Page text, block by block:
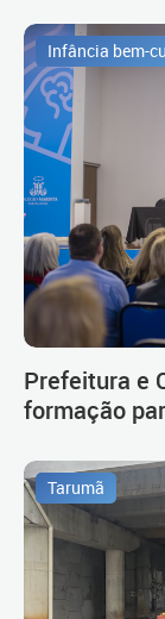
Infância bem-
Prefeitura e
formação
Tarumã